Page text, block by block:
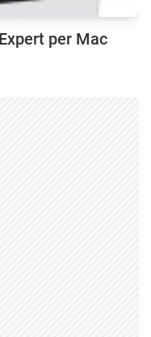
per Mac